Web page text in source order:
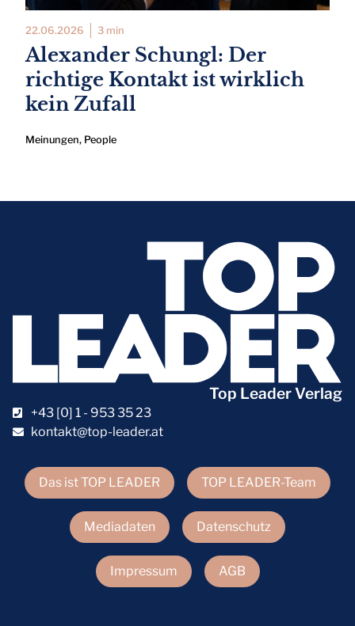
22.06.2026 3 min
Alexander Schungl: Der
richtige Kontakt ist wirklich
kein Zufall
Meinungen, People
Das ist TOP LEADER TOP LEADER-Team
Mediadaten Datenschutz
Impressum AGB
Top Leader Verlag
+43 [0] 1 - 953 35 23
kontakt@top-leader.at